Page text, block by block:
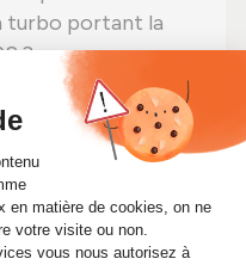
turbo portant la
?
pour une
;
de chaque